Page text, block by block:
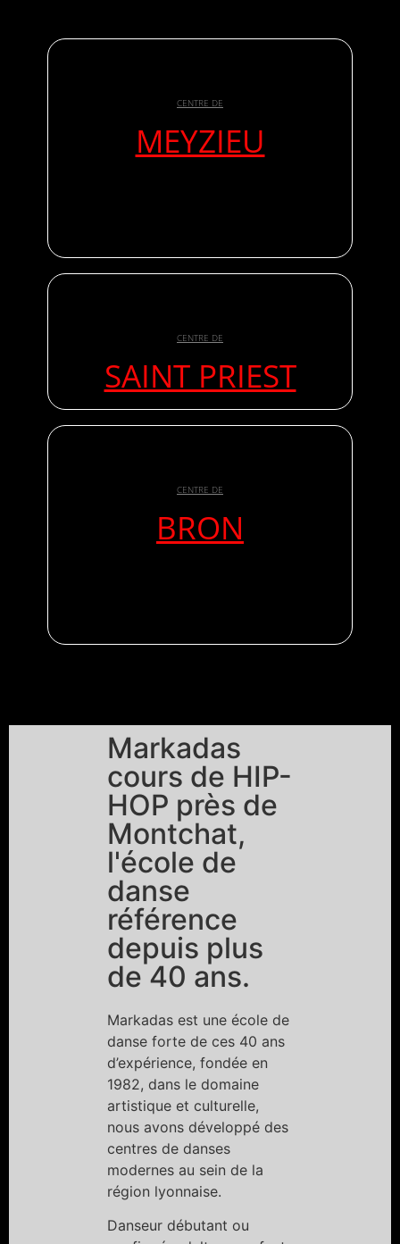
CENTRE DE
MEYZIEU
CENTRE DE
SAINT PRIEST
CENTRE DE
BRON
Markadas
cours de HIP-
HOP près de
Montchat,
l'école de
danse
référence
depuis plus
de 40 ans.
Markadas est une école de
danse forte de ces 40 ans
d’expérience, fondée en
1982, dans le domaine
artistique et culturelle,
nous avons développé des
centres de danses
modernes au sein de la
région lyonnaise.
Danseur débutant ou